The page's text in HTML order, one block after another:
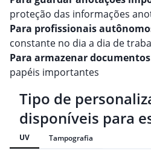
proteção das informações
Para profissionais
constante no dia a dia de
Para armazenar documentos
papéis importantes
Tipo de
disponíveis para
UV Tampografia